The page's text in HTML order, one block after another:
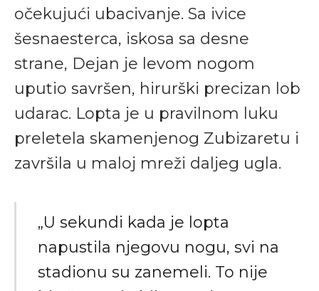
očekujući ubacivanje. Sa ivice
šesnaesterca, iskosa sa desne
strane, Dejan je levom nogom
uputio savršen, hirurški precizan lob
udarac. Lopta je u pravilnom luku
preletela skamenjenog Zubizaretu i
završila u maloj mreži daljeg ugla.
„U sekundi kada je lopta
napustila njegovu nogu, svi na
stadionu su zanemeli. To nije